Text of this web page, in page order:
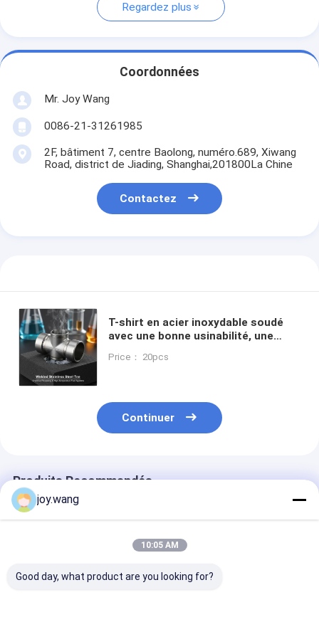
Regardez plus
Coordonnées
Mr. Joy Wang
0086-21-31261985
2F, bâtiment 7, centre Baolong, numéro.689, Xiwang
Road, district de Jiading, Shanghai,201800La Chine
Contactez
T-shirt en acier inoxydable soudé
avec une bonne usinabilité, une
et une résistance élevée au
Price： 20pcs
Continuer
Produits Recommandés
joy.wang
10:05 AM
Good day, what product are you looking for?